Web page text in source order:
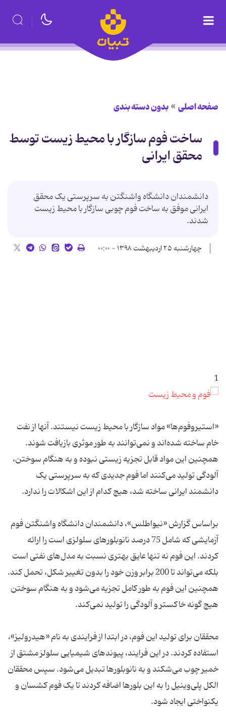
صفحه اصلی بدون دسته بندی
ساخت فوم سازگار با محیط زیست توسط
محقق ایرانی
دانشمندان دانشگاه واشنگتن به سرپرستی یک محقق
ایرانی موفق به ساخت فوم چوبی سازگار با محیط زیست
شدند.
چهارشنبه ۲۵ اردیبهشت ۱۳۹۸ - ۰۰:۰۰
1
«استیروفوم‌ها» مواد سازگار با محیط زیست نیستند. آنها از نفت
خام ساخته شده‌اند و نمی‌توانند به طور موثری بازیافت شوند.
همچنین این مواد قابل تجزیه زیستی نبوده و به هنگام سوختن،
آلودگی تولید می‌کنند اما فوم جدیدی که به سرپرستی یک
دانشمند ایرانی ساخته شد، هیچ کدام از این اشکالات را ندارد.
براساس گزارش «نیواطلس»، دانشمندان دانشگاه واشنگتن فوم
آزمایشی که شامل 75 درصد نانوبلورهای سلولزی است را ارائه
کردند. این فوم نه تنها عایق بهتری نسبت به مدل‌های نفتی است
بلکه می‌تواند تا 200 برابر وزن خود را بدون تغییر شکل، تحمل کند.
همچنین این فوم به طور کامل تجزیه می‌شود و به هنگام سوختن
هیچ گونه خاکستر و آلودگی را تولید نمی‌کند.
محققان برای تولید این فوم، در ابتدا از فرایندی به نام «هیدرولیز»،
استفاده کردند. در این فرایند، پیوندهای شیمیایی سلولز مشتق از
خمیر چوب می‌شکند و به نانوبلورها تبدیل می‌شود. سپس محققان
الکل پلی‌وینیل را به این بلورها اضافه کردند تا یک فوم کشسان و
یکنواختی ایجاد شود.